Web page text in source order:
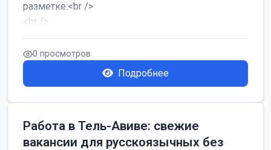
разметке:<br />
<br />
Работа в Нетании на мебельном производстве:
требу...
0 просмотров
Подробнее
Работа в Тель-Авиве: свежие
вакансии для русскоязычных без